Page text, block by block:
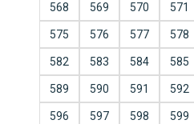
568 569 570 571
575 576 577 578
582 583 584 585
589 590 591 592
596 597 598 599